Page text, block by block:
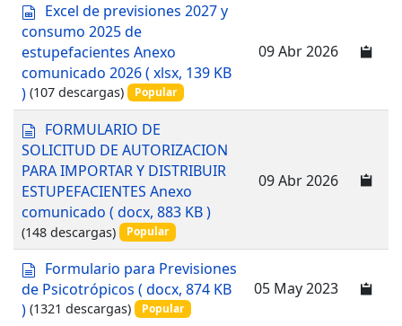
p
r
e
a
d
s
h
e
e
t
Excel de previsiones 2027 y
consumo 2025 de
estupefacientes Anexo
comunicado 2026( xlsx, 139 KB
) (107 descargas) Popular
09 Abr 2026
d
o
c
u
m
e
n
t
o
FORMULARIO DE
SOLICITUD DE AUTORIZACION
PARA IMPORTAR Y DISTRIBUIR
ESTUPEFACIENTES Anexo
comunicado ( docx, 883 KB )
(148 descargas) Popular
09 Abr 2026
d
o
c
u
Formulario para Previsiones
de Psicotrópicos ( docx, 874 KB
) (1321 descargas) Popular
05 May 2023